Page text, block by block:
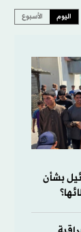
اليوم الأسبوع
بشأن